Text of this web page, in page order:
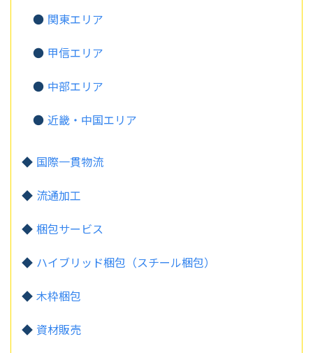
関東エリア
甲信エリア
中部エリア
近畿・中国エリア
国際一貫物流
流通加工
梱包サービス
ハイブリッド梱包（スチール梱包）
木枠梱包
資材販売